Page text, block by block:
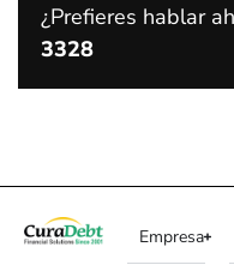
¿Prefieres hablar
3328
Empresa